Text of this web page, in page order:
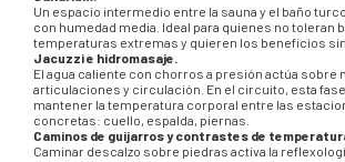
Un espacio intermedio entre la sauna y el baño
con humedad media. Ideal para quienes no toleran
temperaturas extremas y quieren los beneficios sin
Jacuzzi e hidromasaje.
El agua caliente con chorros a presión actúa sobre
articulaciones y circulación. En el circuito, esta
mantener la temperatura corporal entre las
concretas: cuello, espalda, piernas.
Caminos de guijarros y contrastes de
Caminar descalzo sobre piedras activa la